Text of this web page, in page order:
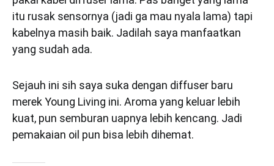
itu rusak sensornya (jadi ga mau nyala lama) tapi
kabelnya masih baik. Jadilah saya manfaatkan
yang sudah ada.
Sejauh ini sih saya suka dengan diffuser baru
merek Young Living ini. Aroma yang keluar lebih
kuat, pun semburan uapnya lebih kencang. Jadi
pemakaian oil pun bisa lebih dihemat.